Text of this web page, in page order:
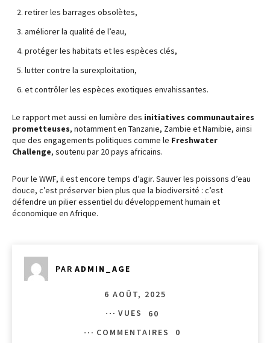
retirer les barrages obsolètes,
améliorer la qualité de l’eau,
protéger les habitats et les espèces clés,
lutter contre la surexploitation,
et contrôler les espèces exotiques envahissantes.
Le rapport met aussi en lumière des initiatives communautaires
prometteuses, notamment en Tanzanie, Zambie et Namibie, ainsi
que des engagements politiques comme le Freshwater
Challenge, soutenu par 20 pays africains.
Pour le WWF, il est encore temps d’agir. Sauver les poissons d’eau
douce, c’est préserver bien plus que la biodiversité : c’est
défendre un pilier essentiel du développement humain et
économique en Afrique.
PAR ADMIN_AGE
6 AOÛT, 2025
VUES
60
COMMENTAIRES
0